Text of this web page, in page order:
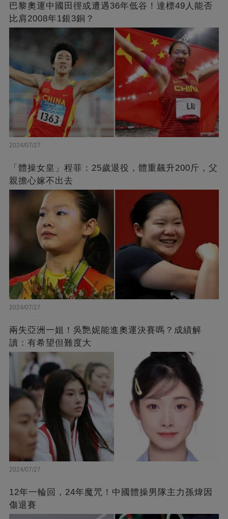
巴黎奧運中國田徑或遭遇36年低谷！達標49人能否
比肩2008年1銀3銅？
2024/07/27
「體操女皇」程菲：25歲退役，體重飆升200斤，父
親擔心嫁不出去
2024/07/27
兩失亞洲一姐！吳艷妮能進奧運決賽嗎？成績解
讀：有希望但難度大
2024/07/27
12年一輪回，24年魔咒！中國體操男隊主力孫煒因
傷退賽